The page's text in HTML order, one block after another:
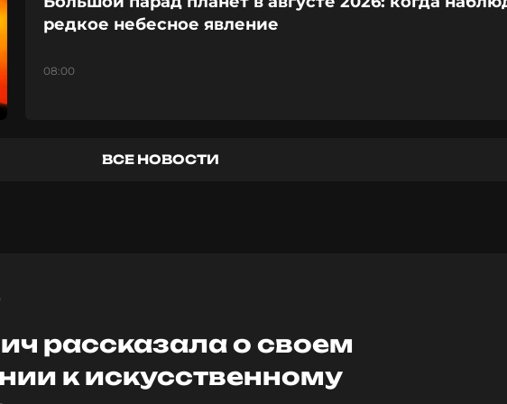
редкое небесное явление
08:00
ВСЕ НОВОСТИ
рассказала о своем
к искусственному